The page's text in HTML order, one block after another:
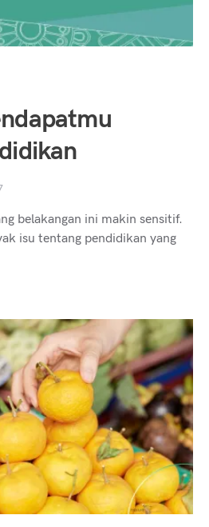
belakangan ini makin sensitif.
isu tentang pendidikan yang